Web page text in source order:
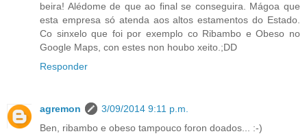
beira! Alédome de que ao final se conseguira. Mágoa que
esta empresa só atenda aos altos estamentos do Estado.
Co sinxelo que foi por exemplo co Ribambo e Obeso no
Google Maps, con estes non houbo xeito.;DD
Responder
agremon
3/09/2014 9:11 p.m.
Ben, ribambo e obeso tampouco foron doados... :-)